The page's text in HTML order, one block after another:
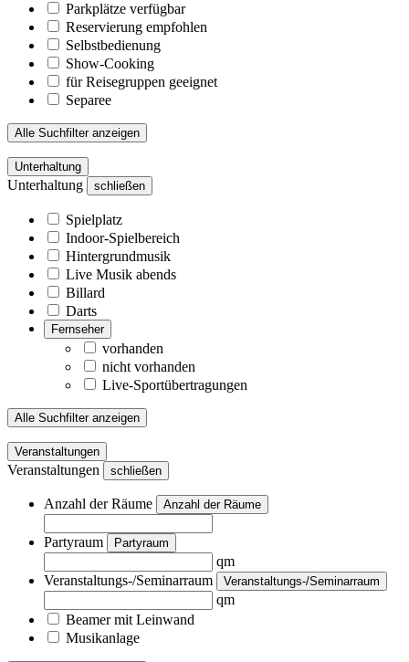
Parkplätze verfügbar
Reservierung empfohlen
Selbstbedienung
Show-Cooking
für Reisegruppen geeignet
Separee
Alle Suchfilter anzeigen
Unterhaltung
Unterhaltung schließen
Spielplatz
Indoor-Spielbereich
Hintergrundmusik
Live Musik abends
Billard
Darts
Fernseher
vorhanden
nicht vorhanden
Live-Sportübertragungen
Alle Suchfilter anzeigen
Veranstaltungen
Veranstaltungen schließen
Anzahl der Räume Anzahl der Räume
Partyraum Partyraum
qm
Veranstaltungs-/Seminarraum
Veranstaltungs-/Seminarraum
qm
Beamer mit Leinwand
Musikanlage